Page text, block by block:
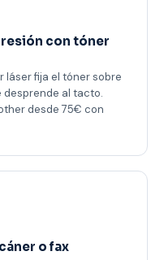
con tóner
láser fija el tóner sobre
desprende al tacto.
desde 75€ con
o fax